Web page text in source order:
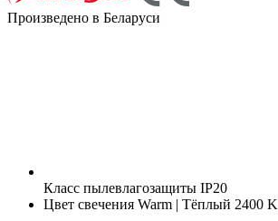
Произведено в Беларуси
Класс пылевлагозащиты IP20
Цвет свечения Warm | Тёплый 2400 K